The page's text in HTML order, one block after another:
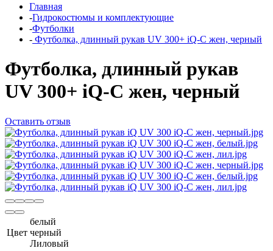
Главная
-Гидрокостюмы и комплектующие
-Футболки
- Футболка, длинный рукав UV 300+ iQ-C жен, черный
Футболка, длинный рукав
UV 300+ iQ-C жен, черный
Оставить отзыв
Цвет
белый
черный
Лиловый